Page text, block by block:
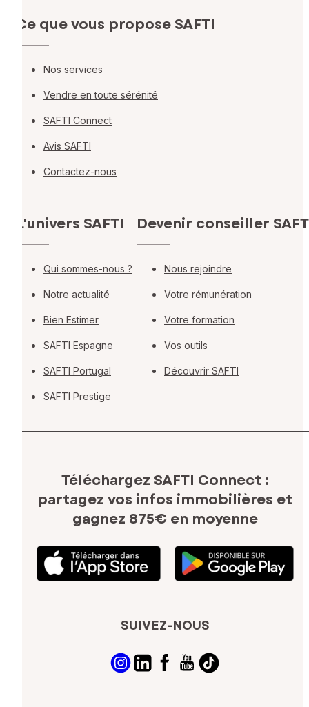
Ce que vous propose SAFTI
Nos services
Vendre en toute sérénité
SAFTI Connect
Avis SAFTI
Contactez-nous
L'univers SAFTI
Qui sommes-nous ?
Notre actualité
Bien Estimer
SAFTI Espagne
SAFTI Portugal
SAFTI Prestige
Devenir conseiller
Nous rejoindre
Votre rémunération
Votre formation
Vos outils
Découvrir SAFTI
Téléchargez SAFTI Connect :
partagez vos infos immobilières et
gagnez 875€ en moyenne
SUIVEZ-NOUS